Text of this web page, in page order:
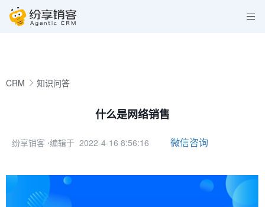
CRM 知识问答
什么是网络销售
纷享销客 ⋅编辑于 2022-4-16 8:56:16 微信咨询